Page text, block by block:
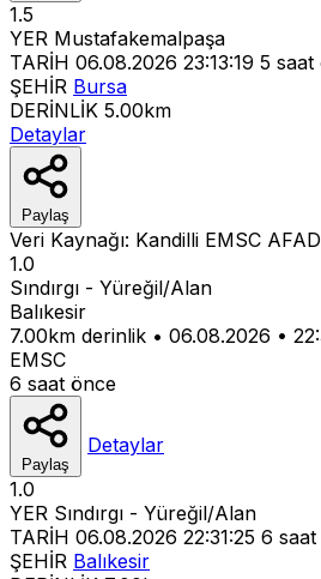
1.5
YER Mustafakemalpaşa
TARİH 06.08.2026 23:13:19 5 saat
ŞEHİR Bursa
DERİNLİK 5.00km
Detaylar
Paylaş
Veri Kaynağı: Kandilli EMSC AFAD
1.0
Sındırgı - Yüreğil/Alan
Balıkesir
7.00km derinlik • 06.08.2026 •
EMSC
6 saat önce
Paylaş
Detaylar
1.0
YER Sındırgı - Yüreğil/Alan
TARİH 06.08.2026 22:31:25 6
ŞEHİR Balıkesir